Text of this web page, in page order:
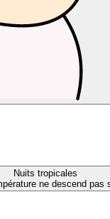
Nuits tropicales
ne descend pas